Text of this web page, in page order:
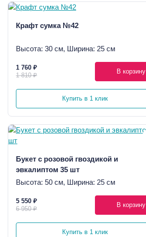
Крафт сумка №42
Высота: 30 см, Ширина: 25 см
1 760 ₽
1 810 ₽
В корзину
Купить в 1 клик
Букет с розовой гвоздикой и
эвкалиптом 35 шт
Высота: 50 см, Ширина: 25 см
5 550 ₽
6 950 ₽
В корзину
Купить в 1 клик